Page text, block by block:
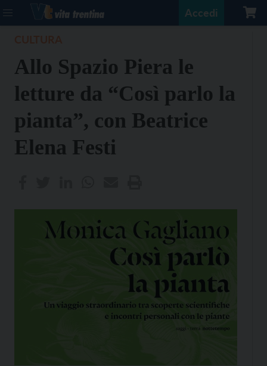
Accedi
Allo Spazio Piera le
letture da “Così parlo la
pianta”, con Beatrice
Elena Festi